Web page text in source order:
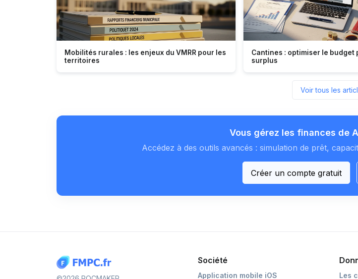
Mobilités rurales : les enjeux du VMRR pour les
territoires
Cantines : optimiser le budget
surplus
Voir tous les
Vous gérez les finances de
Accédez à des outils avancés : simulation de prêt,
Créer un compte gratuit
Société
Application mobile iOS Les